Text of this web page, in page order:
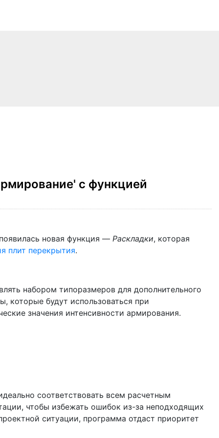
с функцией
новая функция — Раскладки, которая
плит перекрытия.
набором типоразмеров для дополнительного
которые будут использоваться при
значения интенсивности армирования.
соответствовать всем расчетным
чтобы избежать ошибок из-за неподходящих
ситуации, программа отдаст приоритет